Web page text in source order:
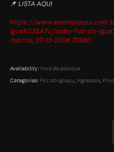
📌 LISTA AQUI
https://
igua%C3%A7u_looby-foz-do-
marcos_20-12-2024_70380
Availability:Fora de estoque
Categorias: Foz do Iguaçu Ingressos